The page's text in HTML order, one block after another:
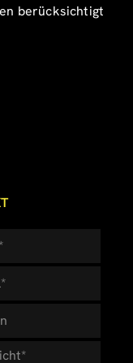
berücksichtigt